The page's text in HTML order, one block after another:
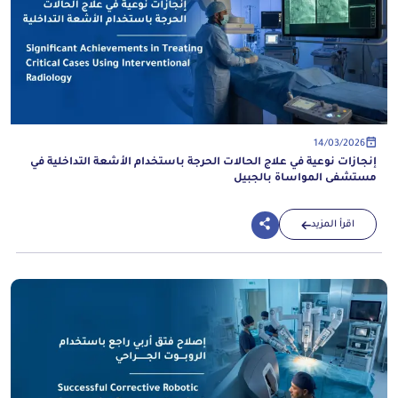
14/03/2026
إنجازات نوعية في علاج الحالات الحرجة باستخدام الأشعة التداخلية في
مستشفى المواساة بالجبيل
اقرأ المزيد